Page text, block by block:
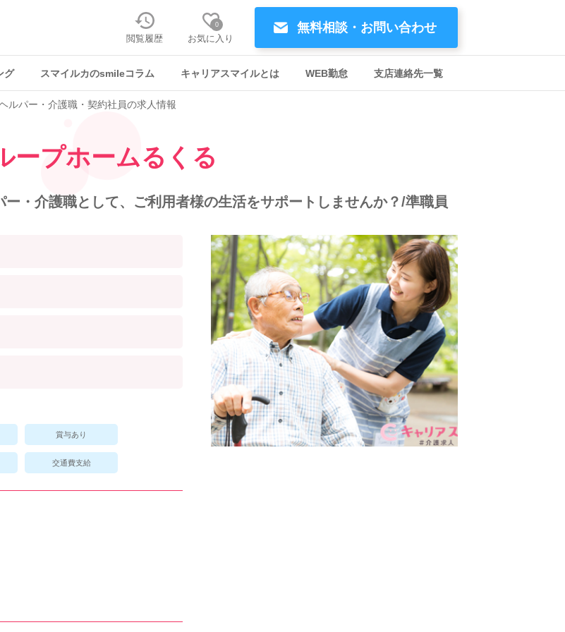
無料相談・お問い合わせ
閲覧履歴
0
お気に入り
グ スマイルカのsmileコラム キャリアスマイルとは WEB勤怠 支店連絡先一覧
ルパー・介護職・契約社員の求人情報
ープホームるくる
・介護職として、ご利用者様の生活をサポートしませんか？/準職員
賞与あり
交通費支給